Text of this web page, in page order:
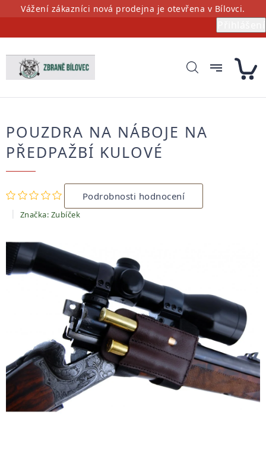
PřejítVážení zákazníci nová prodejna je otevřena v Bílovci.
POUZDRA NA NÁBOJE NA
PŘEDPAŽBÍ KULOVÉ
Průměrné
hodnocení
produktu
je
5
hvězdiček.
Podrobnosti hodnocení
Značka: Zubíček